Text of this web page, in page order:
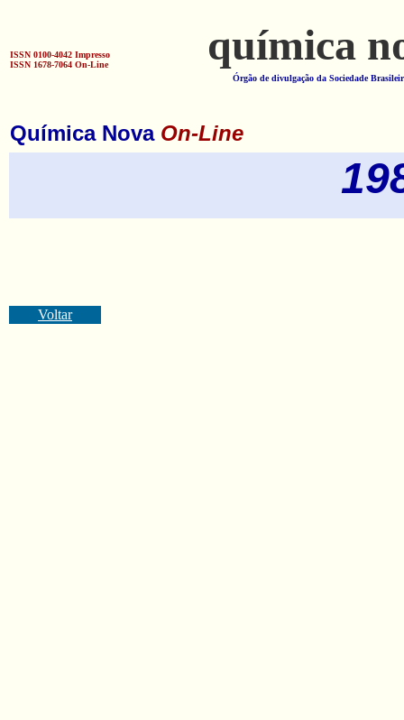
ISSN 0100-4042 Impresso
ISSN 1678-7064 On-Line
química
Órgão de divulgação da Sociedade
Química Nova On-Line
Voltar